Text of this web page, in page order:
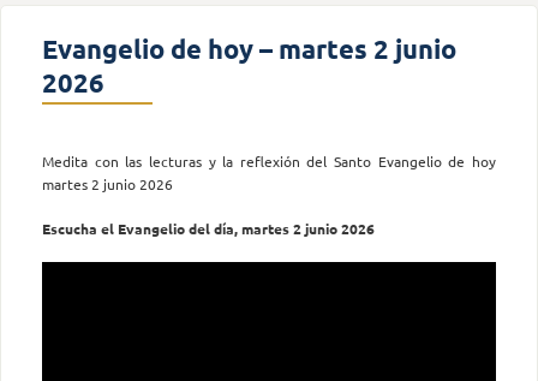
Evangelio de hoy – martes 2 junio
2026
Medita con las lecturas y la reflexión del Santo Evangelio de hoy
martes 2 junio 2026
Escucha el Evangelio del día, martes 2 junio 2026